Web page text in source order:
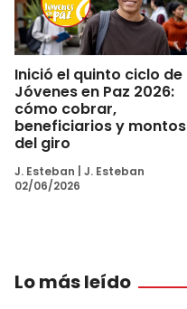
Inició el quinto ciclo de
Jóvenes en Paz 2026:
cómo cobrar,
beneficiarios y montos
del giro
J. Esteban
J. Esteban
02/06/2026
Lo más leído